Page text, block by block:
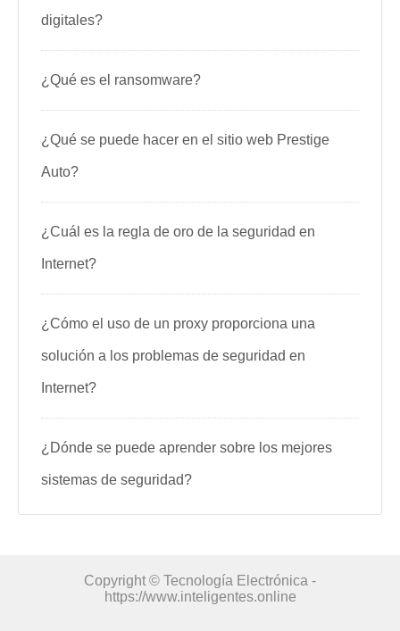
digitales?
¿Qué es el ransomware?
¿Qué se puede hacer en el sitio web Prestige
Auto?
¿Cuál es la regla de oro de la seguridad en
Internet?
¿Cómo el uso de un proxy proporciona una
solución a los problemas de seguridad en
Internet?
¿Dónde se puede aprender sobre los mejores
sistemas de seguridad?
Copyright © Tecnología Electrónica -
https://www.inteligentes.online